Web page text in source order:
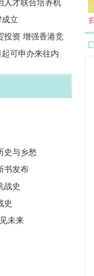
人才联合培养机
立
投资 增强香港竞
可申办来往内
史与乡愁
书发布
战史
史
未来